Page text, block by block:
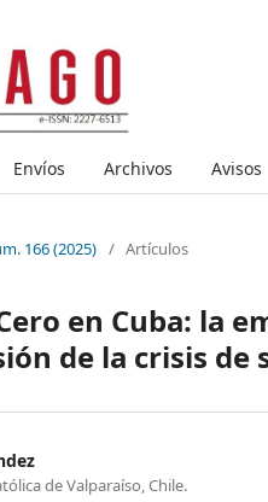
Envíos Archivos Avisos
166 (2025) / Artículos
en Cuba: la
de la crisis de
de Valparaíso, Chile.